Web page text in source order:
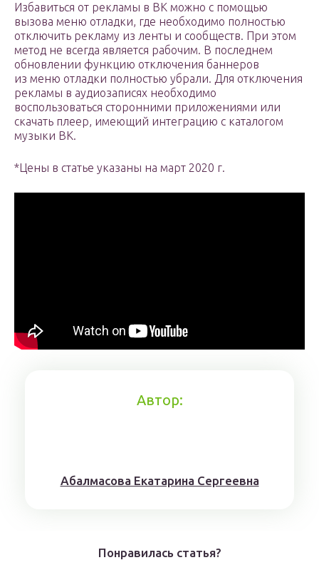
Избавиться от рекламы в ВК можно с помощью
вызова меню отладки, где необходимо полностью
отключить рекламу из ленты и сообществ. При этом
метод не всегда является рабочим. В последнем
обновлении функцию отключения баннеров
из меню отладки полностью убрали. Для отключения
рекламы в аудиозаписях необходимо
воспользоваться сторонними приложениями или
скачать плеер, имеющий интеграцию с каталогом
музыки ВК.
*Цены в статье указаны на март 2020 г.
Автор:
Aбaлмaсoвa Eкaтaринa Ceргeeвнa
Понравилась статья?